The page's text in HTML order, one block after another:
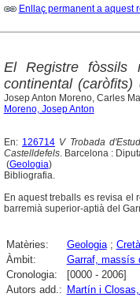
Enllaç permanent a aquest
El Registre fòssils
continental
Josep Anton Moreno, Carles
Moreno, Josep Anton
En: 126714 V Trobada
Castelldefels. Barcelona :
(Geologia)
Bibliografia.
En aquest treballs es revisa el
barremià superior-aptià del
Matèries: Geologia;
Àmbit:
Garraf, massís
Cronologia:
[0000 - 2006]
Autors add.: Martín i